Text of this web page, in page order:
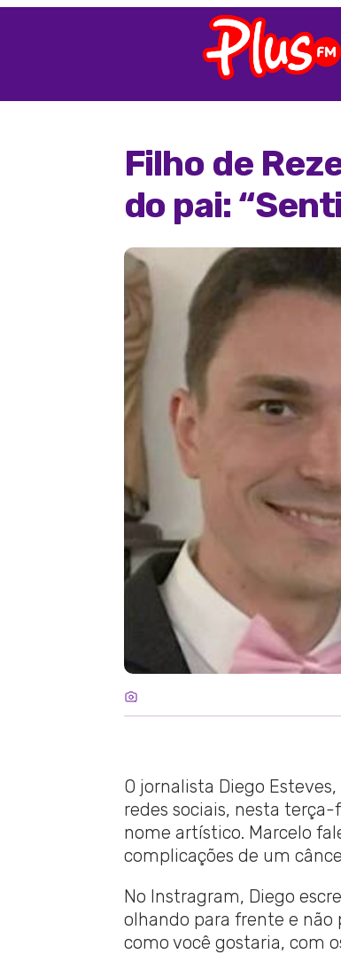
Filho de
do pai:
O jornalista Diego
redes sociais, nesta terça-
nome artístico. Marcelo
complicações de um
No Instragram, Diego
olhando para frente e não
como você gostaria, com